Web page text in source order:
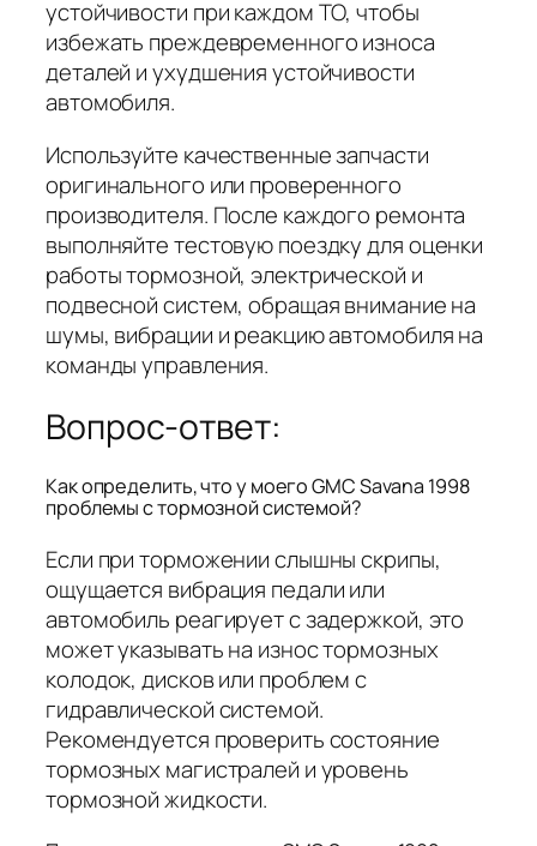
устойчивости при каждом ТО, чтобы
избежать преждевременного износа
деталей и ухудшения устойчивости
автомобиля.
Используйте качественные запчасти
оригинального или проверенного
производителя. После каждого ремонта
выполняйте тестовую поездку для оценки
работы тормозной, электрической и
подвесной систем, обращая внимание на
шумы, вибрации и реакцию автомобиля на
команды управления.
Вопрос-ответ:
Как определить, что у моего GMC Savana 1998
проблемы с тормозной системой?
Если при торможении слышны скрипы,
ощущается вибрация педали или
автомобиль реагирует с задержкой, это
может указывать на износ тормозных
колодок, дисков или проблем с
гидравлической системой.
Рекомендуется проверить состояние
тормозных магистралей и уровень
тормозной жидкости.